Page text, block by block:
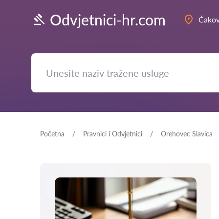
Odvjetnici-hr.com
Početna Pravnici i Odvjetnici Orehovec Slavica